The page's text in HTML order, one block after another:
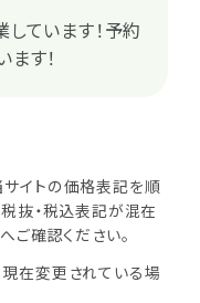
ています！予約
す！
イトの価格表記を順
抜・税込表記が混在
ご確認ください。
在変更されている場